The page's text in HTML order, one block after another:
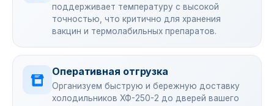
поддерживает температуру с высокой
точностью, что критично для хранения
вакцин и термолабильных препаратов.
Оперативная отгрузка
Организуем быструю и бережную доставку
холодильников ХФ-250-2 до дверей вашего